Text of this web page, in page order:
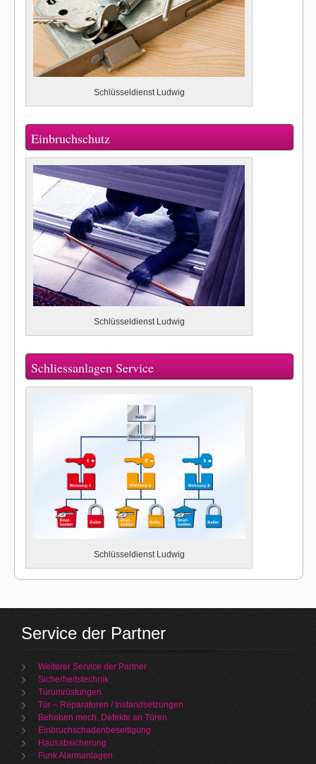
Schlüsseldienst Ludwig
Einbruchschutz
Schlüsseldienst Ludwig
Schliessanlagen Service
Schlüsseldienst Ludwig
Service der Partner
Weiterer Service der Partner
Sicherheitstechnik
Türumrüstungen
Tür – Reparaturen / Instandsetzungen
Beheben mech. Defekte an Türen
Einbruchschadenbeseitigung
Hausabsicherung
Funk Alarmanlagen